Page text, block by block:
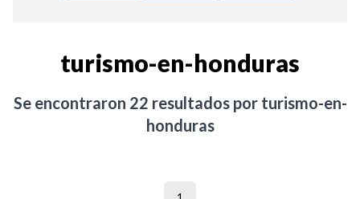
turismo-en-honduras
Se encontraron 22 resultados por turismo-en-
honduras